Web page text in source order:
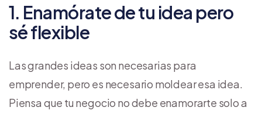
1. Enamórate de tu idea pero
sé flexible
Las grandes ideas son necesarias para
emprender, pero es necesario moldear esa idea.
Piensa que tu negocio no debe enamorarte solo a